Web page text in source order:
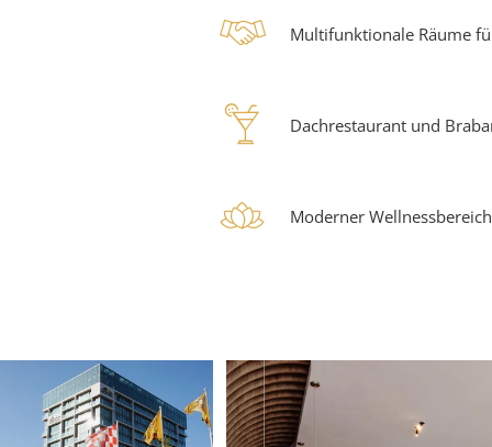
large
Multifunktionale Räume
cocktail
Dachrestaurant und
wellness
Moderner